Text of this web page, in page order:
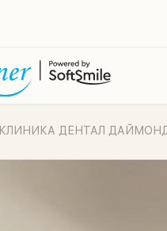
КЛИНИКА ДЕНТАЛ ДАЙМОНД